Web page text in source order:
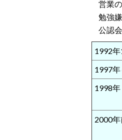
営業
勉強
公認
1992年
1997年
1998年
2000